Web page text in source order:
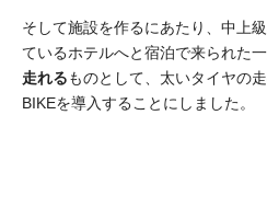
そして施設を作るにあたり、中上
ているホテルへと宿泊で来られた
走れるものとして、太いタイヤの
BIKEを導入することにしました。